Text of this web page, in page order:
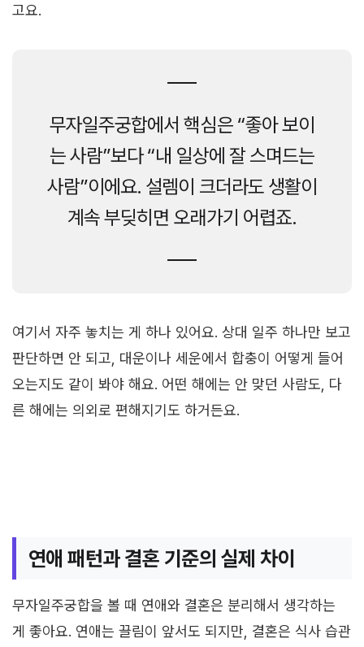
고요.
무자일주궁합에서 핵심은 “좋아 보이
는 사람”보다 “내 일상에 잘 스며드는
사람”이에요. 설렘이 크더라도 생활이
계속 부딪히면 오래가기 어렵죠.
여기서 자주 놓치는 게 하나 있어요. 상대 일주 하나만 보고
판단하면 안 되고, 대운이나 세운에서 합충이 어떻게 들어
오는지도 같이 봐야 해요. 어떤 해에는 안 맞던 사람도, 다
른 해에는 의외로 편해지기도 하거든요.
연애 패턴과 결혼 기준의 실제 차이
무자일주궁합을 볼 때 연애와 결혼은 분리해서 생각하는
게 좋아요. 연애는 끌림이 앞서도 되지만, 결혼은 식사 습관